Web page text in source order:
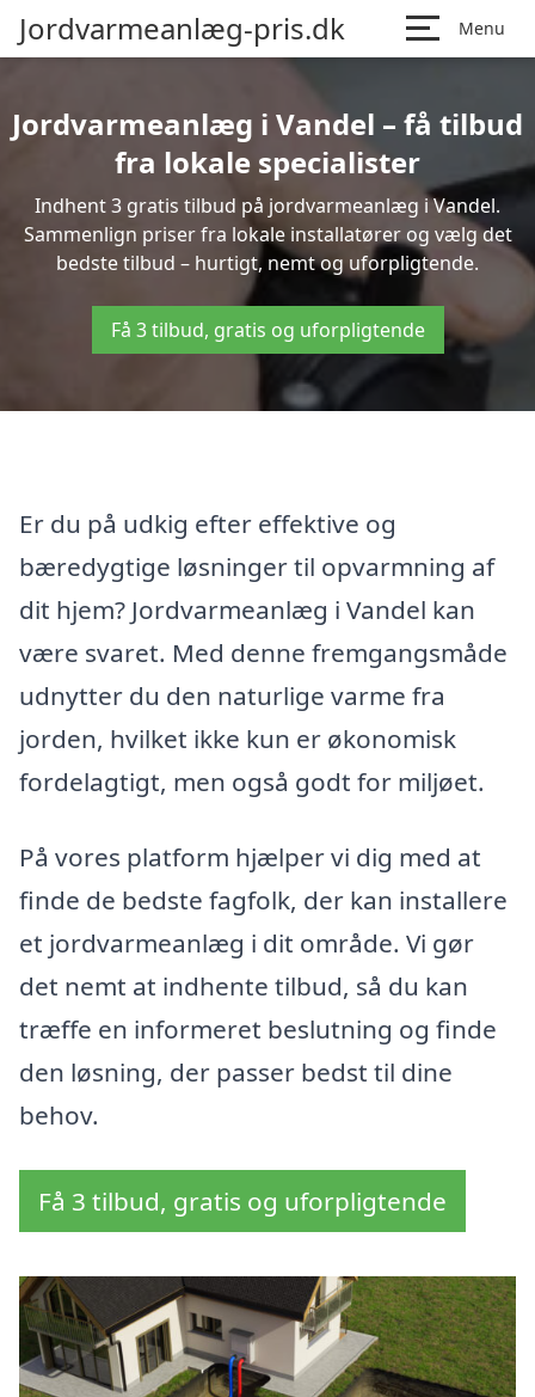
Jordvarmeanlæg-pris.dk Menu
Jordvarmeanlæg i Vandel – få tilbud
fra lokale specialister
Indhent 3 gratis tilbud på jordvarmeanlæg i Vandel.
Sammenlign priser fra lokale installatører og vælg det
bedste tilbud – hurtigt, nemt og uforpligtende.
Få 3 tilbud, gratis og uforpligtende
Er du på udkig efter effektive og
bæredygtige løsninger til opvarmning af
dit hjem? Jordvarmeanlæg i Vandel kan
være svaret. Med denne fremgangsmåde
udnytter du den naturlige varme fra
jorden, hvilket ikke kun er økonomisk
fordelagtigt, men også godt for miljøet.
På vores platform hjælper vi dig med at
finde de bedste fagfolk, der kan installere
et jordvarmeanlæg i dit område. Vi gør
det nemt at indhente tilbud, så du kan
træffe en informeret beslutning og finde
den løsning, der passer bedst til dine
behov.
Få 3 tilbud, gratis og uforpligtende